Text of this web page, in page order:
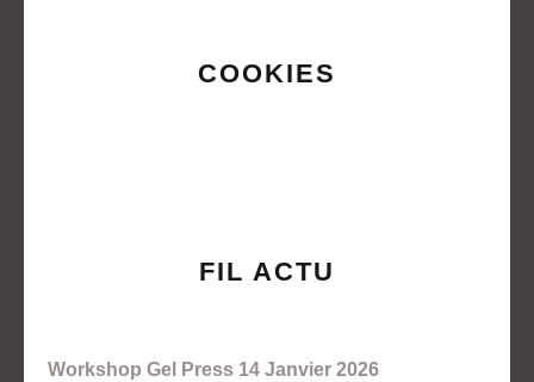
COOKIES
FIL ACTU
Workshop Gel Press 14 Janvier 2026